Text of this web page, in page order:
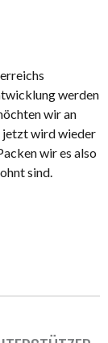
werden
wir an
jetzt wird wieder
wir es also
sind.